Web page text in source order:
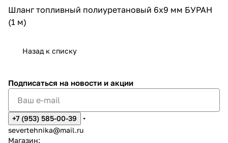
Шланг топливный полиуретановый 6х9 мм БУРАН
(1 м)
Назад к списку
Подписаться на новости и акции
+7 (953) 585-00-39
severtehnika@mail.ru
Магазин: